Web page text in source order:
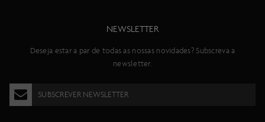
NEWSLETTER
Deseja estar a par de todas as nossas novidades? Subscreva a
newsletter.
SUBSCREVER NEWSLETTER